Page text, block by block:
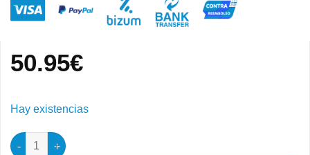
50.95€
Hay existencias
Elisir Blanco Mórbida Premium 9kg cantidad